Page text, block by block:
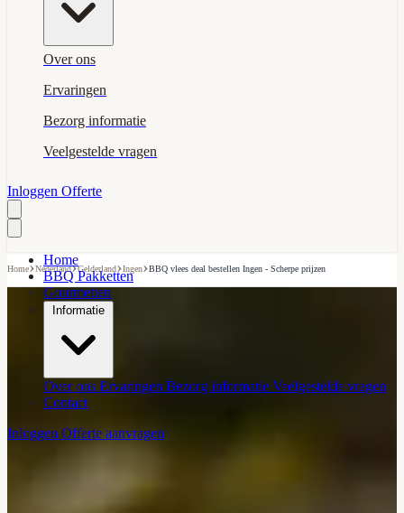
Over ons
Ervaringen
Bezorg informatie
Veelgestelde vragen
Inloggen Offerte
Home
BBQ Pakketten
Gourmetten
Informatie
Over ons Ervaringen Bezorg informatie Veelgestelde vragen
Contact
Inloggen Offerte aanvragen
Home›Nederland›Gelderland›Ingen›BBQ vlees deal bestellen Ingen - Scherpe prijzen